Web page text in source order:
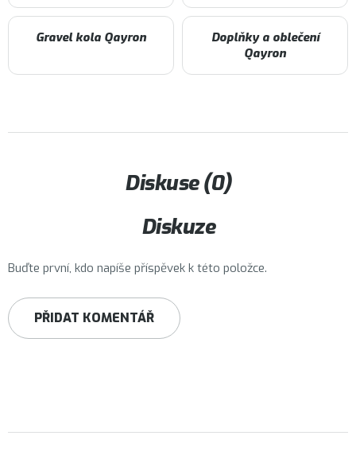
Gravel kola Qayron
Doplňky a oblečení
Qayron
Diskuse (0)
Diskuze
Buďte první, kdo napíše příspěvek k této položce.
PŘIDAT KOMENTÁŘ